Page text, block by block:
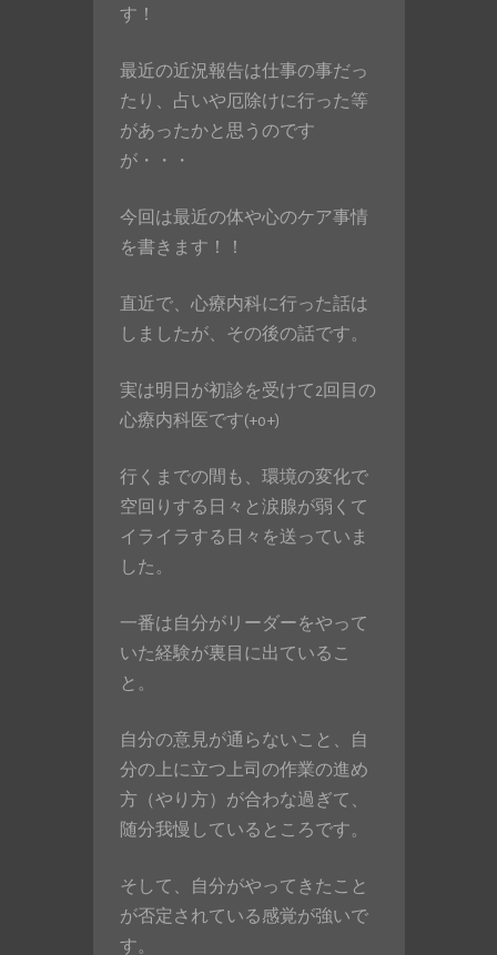
す！
最近の近況報告は仕事の事だっ
たり、占いや厄除けに行った等
があったかと思うのです
が・・・
今回は最近の体や心のケア事情
を書きます！！
直近で、心療内科に行った話は
しましたが、その後の話です。
実は明日が初診を受けて2回目の
心療内科医です(+o+)
行くまでの間も、環境の変化で
空回りする日々と涙腺が弱くて
イライラする日々を送っていま
した。
一番は自分がリーダーをやって
いた経験が裏目に出ているこ
と。
自分の意見が通らないこと、自
分の上に立つ上司の作業の進め
方（やり方）が合わな過ぎて、
随分我慢しているところです。
そして、自分がやってきたこと
が否定されている感覚が強いで
す。